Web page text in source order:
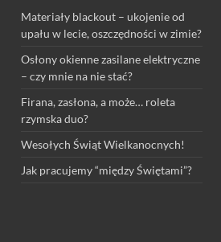
Materiały blackout – ukojenie od
upału w lecie, oszczędności w zimie?
Osłony okienne zasilane elektryczne
– czy mnie na nie stać?
Firana, zasłona, a może… roleta
rzymska duo?
Wesołych Świąt Wielkanocnych!
Jak pracujemy “między Świętami”?